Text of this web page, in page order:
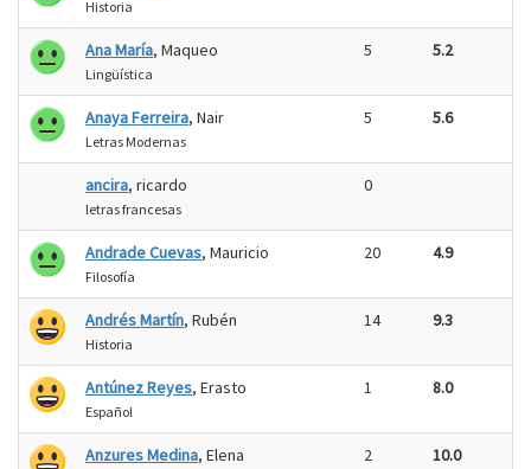
Historia
Ana María, Maqueo
Lingüística
5 5.2
Anaya Ferreira, Nair
Letras Modernas
5 5.6
ancira, ricardo
letras francesas
0
Andrade Cuevas, Mauricio
Filosofía
20 4.9
Andrés Martín, Rubén
Historia
14 9.3
Antúnez Reyes, Erasto
Español
1 8.0
Anzures Medina, Elena 2 10.0